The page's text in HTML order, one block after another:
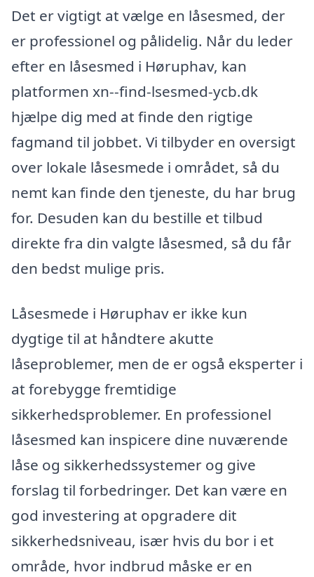
Det er vigtigt at vælge en låsesmed, der
er professionel og pålidelig. Når du leder
efter en låsesmed i Høruphav, kan
platformen xn--find-lsesmed-ycb.dk
hjælpe dig med at finde den rigtige
fagmand til jobbet. Vi tilbyder en oversigt
over lokale låsesmede i området, så du
nemt kan finde den tjeneste, du har brug
for. Desuden kan du bestille et tilbud
direkte fra din valgte låsesmed, så du får
den bedst mulige pris.
Låsesmede i Høruphav er ikke kun
dygtige til at håndtere akutte
låseproblemer, men de er også eksperter i
at forebygge fremtidige
sikkerhedsproblemer. En professionel
låsesmed kan inspicere dine nuværende
låse og sikkerhedssystemer og give
forslag til forbedringer. Det kan være en
god investering at opgradere dit
sikkerhedsniveau, især hvis du bor i et
område, hvor indbrud måske er en